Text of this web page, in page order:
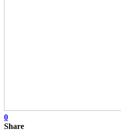
0
Share